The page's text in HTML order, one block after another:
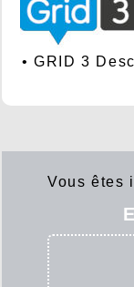
•GRID 3
Vous êtes